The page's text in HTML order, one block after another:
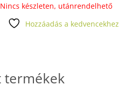
Nincs készleten, utánrendelhető
Hozzáadás a kedvencekhez
termékek